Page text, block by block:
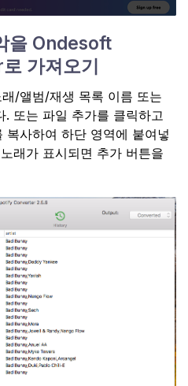
을 Ondesoft
가져오기
/앨범/재생 목록 이름 또는
. 또는 파일 추가를 클릭하고
사하여 하단 영역에 붙여넣
래가 표시되면 추가 버튼을